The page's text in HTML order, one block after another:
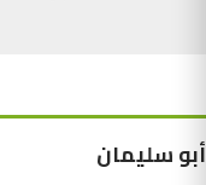
أبو سليمان